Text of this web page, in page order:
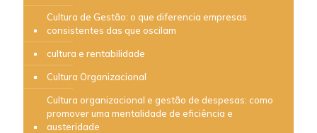
Cultura de Gestão: o que diferencia empresas
consistentes das que oscilam
cultura e rentabilidade
Cultura Organizacional
Cultura organizacional e gestão de despesas: como
promover uma mentalidade de eficiência e
austeridade